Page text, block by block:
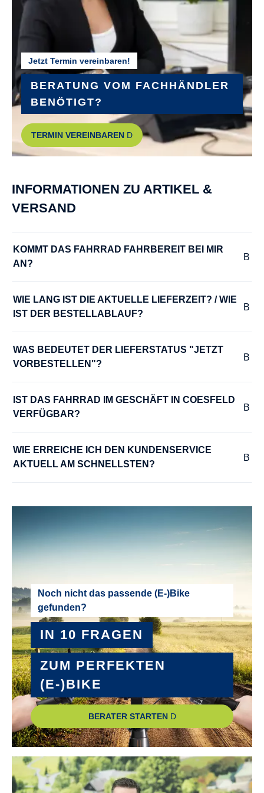
GÄNGE :
HINTERRADNABE :
SHIMANO Acera RD-M3100 shadow
KETTENSCHUTZ :
HORN Catena 17
FSA
2024
75 Nm
MOTOR-SPANNUNG :
36 V
MOTOR-TYP :
Bosch Performance Line smart System
MOTOR-UNTERSTÜTZUNG :
NABEN :
PEDALE :
Trekking Pedale mit Kunststoffkörper mit 2K Kunststoffkäfig
RADGRÖSSE :
28"
RAHMEN :
Aluminium
RAHMENGRÖSSE :
45 cm
Jetzt Termin vereinbaren!
BERATUNG VOM FACHHÄNDLER
BENÖTIGT?
TERMIN VEREINBAREN
INFORMATIONEN ZU ARTIKEL &
VERSAND
KOMMT DAS FAHRRAD FAHRBEREIT BEI MIR
AN?
WIE LANG IST DIE AKTUELLE LIEFERZEIT? / WIE
IST DER BESTELLABLAUF?
WAS BEDEUTET DER LIEFERSTATUS "JETZT
VORBESTELLEN"?
IST DAS FAHRRAD IM GESCHÄFT IN COESFELD
VERFÜGBAR?
WIE ERREICHE ICH DEN KUNDENSERVICE
AKTUELL AM SCHNELLSTEN?
Noch nicht das passende (E-)Bike
gefunden?
IN 10 FRAGEN
ZUM PERFEKTEN
(E-)BIKE
BERATER STARTEN